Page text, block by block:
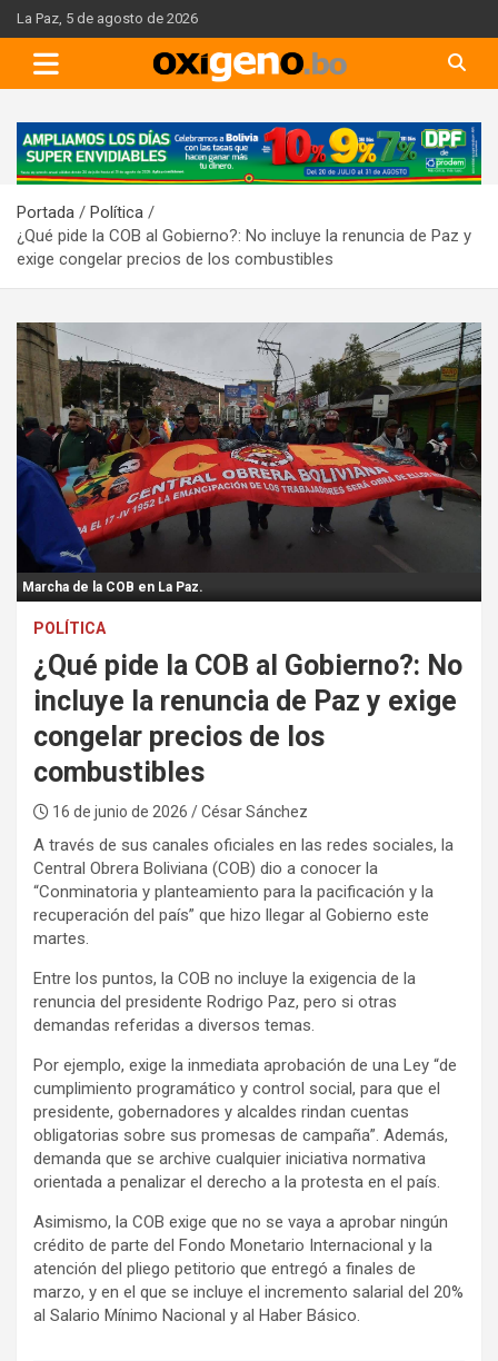
Skip
to
content
La Paz, 5 de agosto de 2026
A
d
e
r
t
s
e
m
e
n
t
Portada
Política
¿Qué pide la COB al Gobierno?: No incluye la renuncia de Paz y
exige congelar precios de los combustibles
Marcha de la COB en La Paz.
POLÍTICA
¿Qué pide la COB al Gobierno?: No
incluye la renuncia de Paz y exige
congelar precios de los
combustibles
16 de junio de 2026 / César Sánchez
A través de sus canales oficiales en las redes sociales, la
Central Obrera Boliviana (COB) dio a conocer la
“Conminatoria y planteamiento para la pacificación y la
recuperación del país” que hizo llegar al Gobierno este
martes.
Entre los puntos, la COB no incluye la exigencia de la
renuncia del presidente Rodrigo Paz, pero si otras
demandas referidas a diversos temas.
Por ejemplo, exige la inmediata aprobación de una Ley “de
cumplimiento programático y control social, para que el
presidente, gobernadores y alcaldes rindan cuentas
obligatorias sobre sus promesas de campaña”. Además,
demanda que se archive cualquier iniciativa normativa
orientada a penalizar el derecho a la protesta en el país.
Asimismo, la COB exige que no se vaya a aprobar ningún
crédito de parte del Fondo Monetario Internacional y la
atención del pliego petitorio que entregó a finales de
marzo, y en el que se incluye el incremento salarial del 20%
al Salario Mínimo Nacional y al Haber Básico.